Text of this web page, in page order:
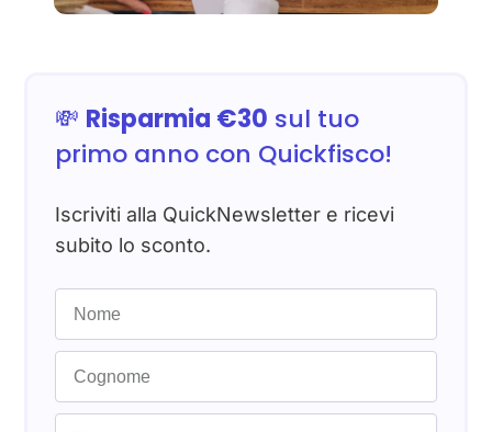
💸 Risparmia €30 sul tuo
primo anno con Quickfisco!
Iscriviti alla QuickNewsletter e ricevi
subito lo sconto.